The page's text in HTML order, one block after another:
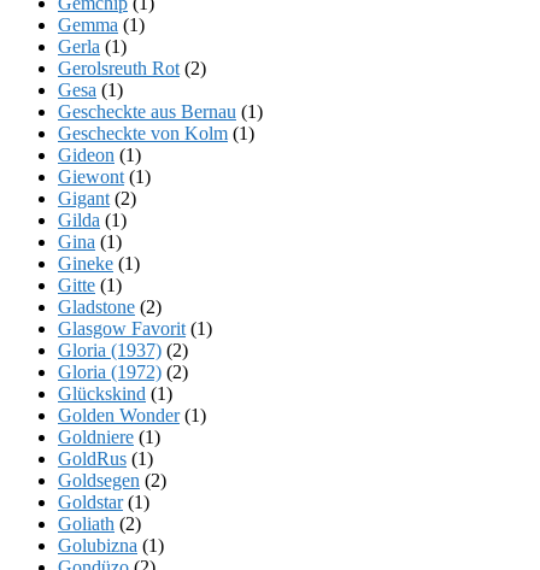
Gemma (1)
Gerla (1)
Gerolsreuth Rot (2)
Gesa (1)
Gescheckte aus Bernau (1)
Gescheckte von Kolm (1)
Gideon (1)
Giewont (1)
Gigant (2)
Gilda (1)
Gina (1)
Gineke (1)
Gitte (1)
Gladstone (2)
Glasgow Favorit (1)
Gloria (1937) (2)
Gloria (1972) (2)
Glückskind (1)
Golden Wonder(1)
Goldniere (1)
GoldRus (1)
Goldsegen (2)
Goldstar(1)
Goliath (2)
Golubizna (1)